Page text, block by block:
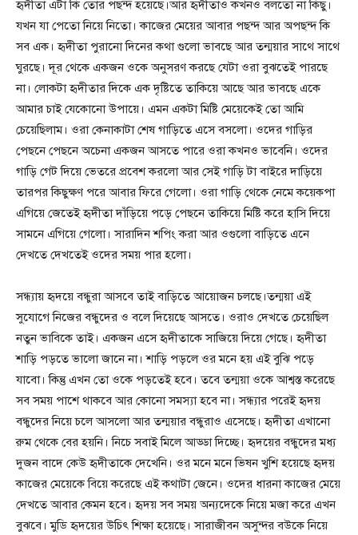
হৃদীতা এটা কি তোর পছন্দ হয়েছে।আর হৃদীতাও কখনও বলতো না কিছু।
যখন যা পেতো নিয়ে নিতো। কাজের মেয়ের আবার পছন্দ আর অপছন্দ কি
সব এক। হৃদীতা পুরানো দিনের কথা গুলো ভাবছে আর তন্ময়ার সাথে সাথে
ঘুরছে। দূর থেকে একজন ওকে অনুসরণ করছে যেটা ওরা বুঝতেই পারছে
না। লোকটা হৃদীতার দিকে এক দৃষ্টিতে তাকিয়ে আছে আর ভাবছে একে
আমার চাই যেকোনো উপায়ে। এমন একটা মিষ্টি মেয়েকেই তো আমি
চেয়েছিলাম। ওরা কেনাকাটা শেষ গাড়িতে এসে বসলো। ওদের গাড়ির
পেছনে পেছনে অচেনা একজন আসতে পারে ওরা কখনও ভাবেনি। ওদের
গাড়ি গেট দিয়ে ভেতরে প্রবেশ করলো আর সেই গাড়ি টা বাইরে দাড়িয়ে
তারপর কিছুক্ষণ পরে আবার ফিরে গেলো। ওরা গাড়ি থেকে নেমে কয়েকপা
এগিয়ে জেতেই হৃদীতা দাঁড়িয়ে পড়ে পেছনে তাকিয়ে মিষ্টি করে হাসি দিয়ে
সামনে এগিয়ে গেলো। সারাদিন শপিং করা আর ওগুলো বাড়িতে এনে
দেখতে দেখতেই ওদের সময় পার হলো।
সন্ধ্যায় হৃদয়ে বন্ধুরা আসবে তাই বাড়িতে আয়োজন চলছে।তন্ময়া এই
সুযোগে নিজের বন্ধুদের ও বলে দিয়েছে আসতে। ওরাও দেখতে চেয়েছিল
নতুন ভাবিকে তাই। একজন এসে হৃদীতাকে সাজিয়ে দিয়ে গেছে। হৃদীতা
শাড়ি পড়তে ভালো জানে না। শাড়ি পড়লে ওর মনে হয় এই বুঝি পড়ে
যাবো। কিন্তু এখন তো ওকে পড়তেই হবে। তবে তন্ময়া ওকে আশ্বস্ত করেছে
সব সময় পাশে থাকবে আর কোনো সমস্যা হবে না। সন্ধ্যার পরেই হৃদয়
বন্ধুদের নিয়ে চলে আসলো আর তন্ময়ার বন্ধুরাও এসেছে। হৃদীতা এখানো
রুম থেকে বের হয়নি। নিচে সবাই মিলে আড্ডা দিচ্ছে। হৃদয়ের বন্ধুদের মধ্য
দুজন বাদে কেউ হৃদীতাকে দেখেনি। ওর মনে মনে ভিষন খুশি হয়েছে হৃদয়
কাজের মেয়েকে বিয়ে করেছে এই কথাটা জেনে। ওদের ধারনা কাজের মেয়ে
দেখতে আবার কেমন হবে। হৃদয় সব সময় অন্যদেকে নিয়ে মজা করে এখন
বুঝবে। মুডি হৃদয়ের উচিৎ শিক্ষা হয়েছে। সারাজীবন অসুন্দর বউকে নিয়ে